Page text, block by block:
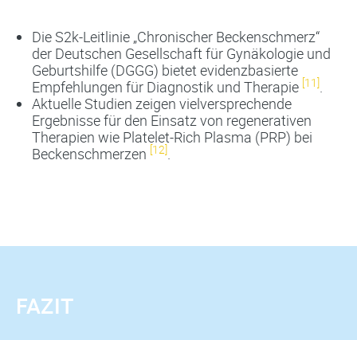
Die S2k-Leitlinie „Chronischer Beckenschmerz“
der Deutschen Gesellschaft für Gynäkologie und
Geburtshilfe (DGGG) bietet evidenzbasierte
Empfehlungen für Diagnostik und Therapie [11] .
Aktuelle Studien zeigen vielversprechende
Ergebnisse für den Einsatz von regenerativen
Therapien wie Platelet-Rich Plasma (PRP) bei
Beckenschmerzen [12] .
FAZIT